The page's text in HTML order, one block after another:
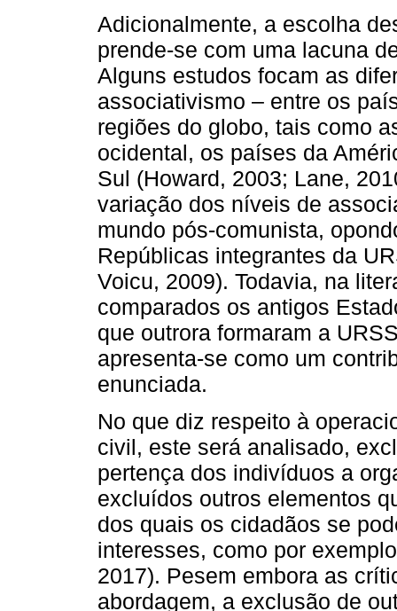
Adicionalmente, a escolha
prende-se com uma lacuna
Alguns estudos focam as
associativismo – entre os
regiões do globo, tais como
ocidental, os países da
Sul (Howard, 2003; Lane,
variação dos níveis de
mundo pós-comunista,
Repúblicas integrantes da
Voicu, 2009). Todavia, na
comparados os antigos
que outrora formaram a
apresenta-se como um
enunciada.
No que diz respeito à
civil, este será analisado,
pertença dos indivíduos a
excluídos outros elementos
dos quais os cidadãos se
interesses, como por
2017). Pesem embora as
abordagem, a exclusão de